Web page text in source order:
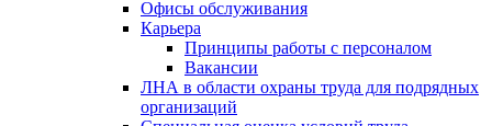
Офисы обслуживания
Карьера
Принципы работы с персоналом
Вакансии
ЛНА в области охраны труда для подрядных
организаций